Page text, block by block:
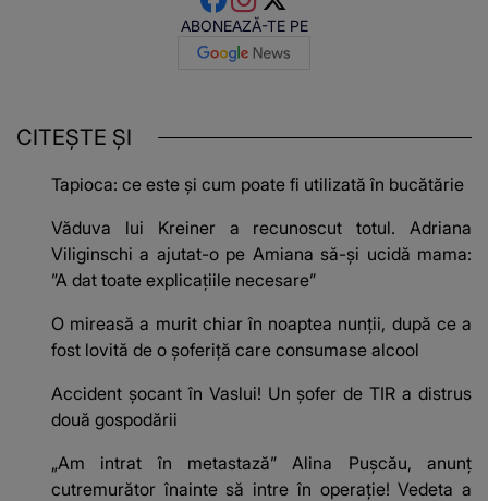
ABONEAZĂ-TE PE
CITEȘTE ȘI
Tapioca: ce este și cum poate fi utilizată în bucătărie
Văduva lui Kreiner a recunoscut totul. Adriana
Viliginschi a ajutat-o pe Amiana să-și ucidă mama:
”A dat toate explicaţiile necesare”
O mireasă a murit chiar în noaptea nunții, după ce a
fost lovită de o șoferiță care consumase alcool
Accident șocant în Vaslui! Un șofer de TIR a distrus
două gospodării
„Am intrat în metastază” Alina Pușcău, anunț
cutremurător înainte să intre în operație! Vedeta a